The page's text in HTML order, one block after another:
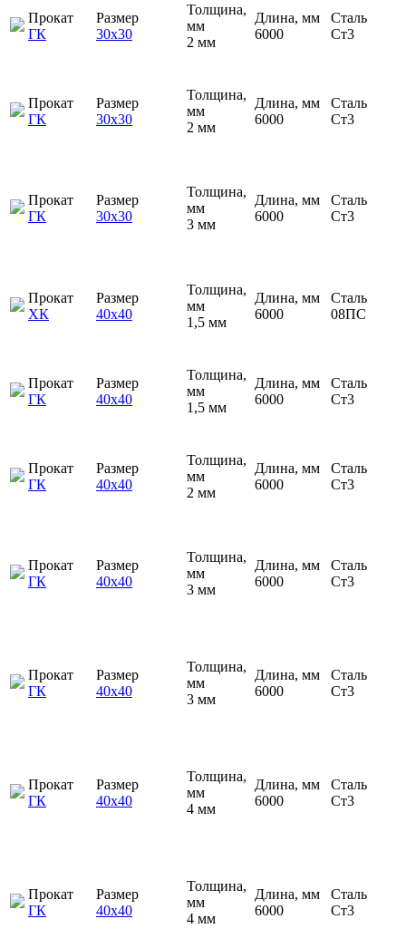
Прокат
ГК
Размер
30х30
Толщина,
мм
2 мм
Длина, мм
6000
Сталь
Ст3
Прокат
ГК
Размер
30х30
Толщина,
мм
2 мм
Длина, мм
6000
Сталь
Ст3
Прокат
ГК
Размер
30х30
Толщина,
мм
3 мм
Длина, мм
6000
Сталь
Ст3
Прокат
ХК
Размер
40х40
Толщина,
мм
1,5 мм
Длина, мм
6000
Сталь
08ПС
Прокат
ГК
Размер
40х40
Толщина,
мм
1,5 мм
Длина, мм
6000
Сталь
Ст3
Прокат
ГК
Размер
40х40
Толщина,
мм
2 мм
Длина, мм
6000
Сталь
Ст3
Прокат
ГК
Размер
40х40
Толщина,
мм
3 мм
Длина, мм
6000
Сталь
Ст3
Прокат
ГК
Размер
40х40
Толщина,
мм
3 мм
Длина, мм
6000
Сталь
Ст3
Прокат
ГК
Размер
40х40
Толщина,
мм
4 мм
Длина, мм
6000
Сталь
Ст3
Прокат
ГК
Размер
40х40
Толщина,
мм
4 мм
Длина, мм
6000
Сталь
Ст3